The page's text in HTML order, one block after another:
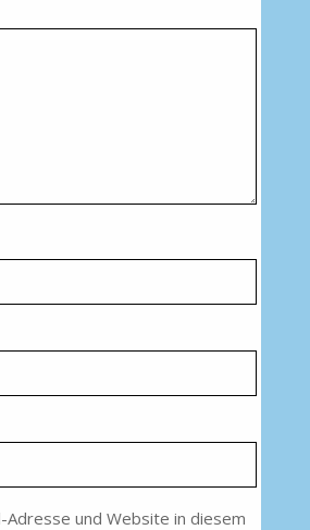
Adresse und Website in diesem